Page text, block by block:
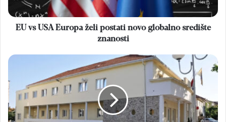
globalno
središte
znanosti
EU vs USA Europa želi postati novo globalno središte
znanosti
JAVNI
Jednokratne
novčane
potpore
maturantima